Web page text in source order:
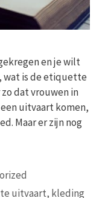
en je wilt
wat is de etiquette
dat vrouwen in
uitvaart komen,
Maar er zijn nog
uitvaart, kleding